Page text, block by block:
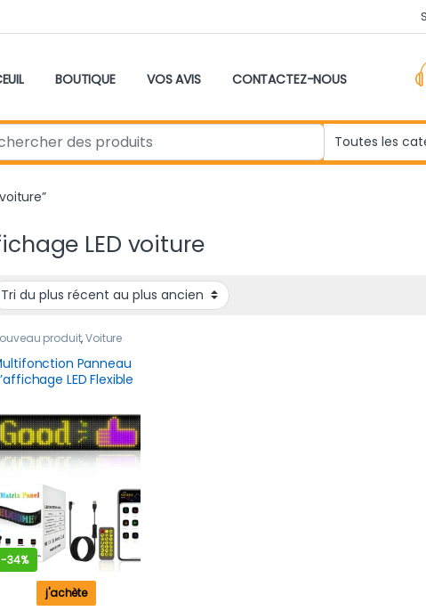
BOUTIQUE VOS AVIS CONTACTEZ-NOUS
for:
LED voiture
produit,Voiture
Panneau
LED Flexible
par
avec
-34%
j'achète